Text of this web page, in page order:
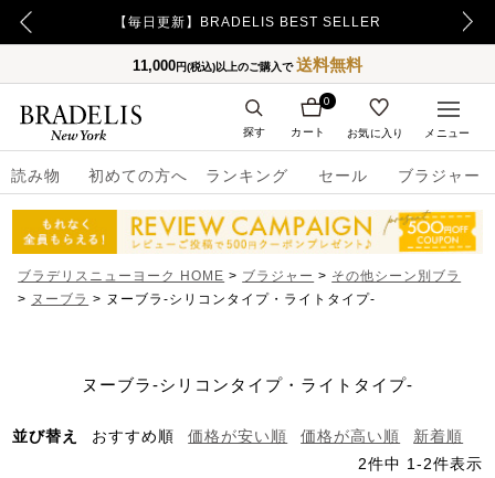
【毎日更新】BRADELIS BEST SELLER
11,000円(税込)以上のご購入で送料無料
読み物 初めての方へ ランキング セール ブラジャー
カート
0
お気に入り
探す メニュー
ブラデリスニューヨーク HOME ブラジャー
その他シーン別ブラ
ヌーブラ
ヌーブラ-シリコンタイプ・ライトタイプ-
ヌーブラ-シリコンタイプ・ライトタイプ-
並び替え おすすめ順 価格が安い順 価格が高い順
新着順
2件中 1 -2件表示